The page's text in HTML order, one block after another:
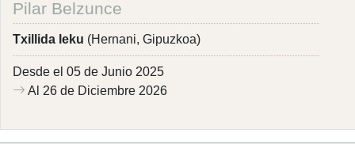
Pilar Belzunce
Txillida leku (Hernani, Gipuzkoa)
Desde el 05 de Junio 2025
Al 26 de Diciembre 2026